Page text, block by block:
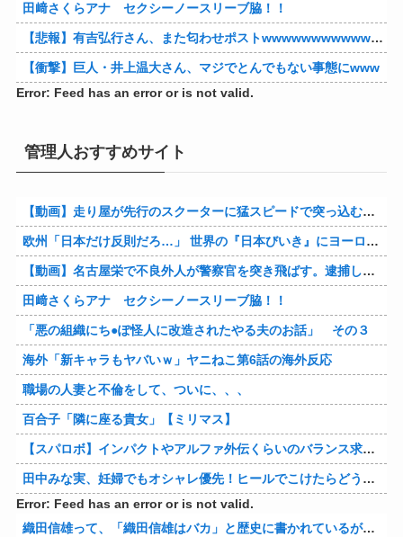
田﨑さくらアナ セクシーノースリーブ脇！！
【悲報】有吉弘行さん、また匂わせポストwwwwwwwwwwwwwwww
【衝撃】巨人・井上温大さん、マジでとんでもない事態にwww
Error: Feed has an error or is not valid.
管理人おすすめサイト
【動画】走り屋が先行のスクーターに猛スピードで突っ込む事故。
欧州「日本だけ反則だろ…」 世界の『日本びいき』にヨーロッパ全土から不満の声
【動画】名古屋栄で不良外人が警察官を突き飛ばす。逮捕しろやｗｗｗ
田﨑さくらアナ セクシーノースリーブ脇！！
「悪の組織にち●ぽ怪人に改造されたやる夫のお話」 その３
海外「新キャラもヤバいｗ」ヤニねこ第6話の海外反応
職場の人妻と不倫をして、ついに、、、
百合子「隣に座る貴女」【ミリマス】
【スパロボ】インパクトやアルファ外伝くらいのバランス求む！！ → インパクトも最終的にはコアブースターで雑魚は一撃で倒せてたけどね
田中みな実、妊婦でもオシャレ優先！ヒールでこけたらどうすんのｗ
Error: Feed has an error or is not valid.
織田信雄って、「織田信雄はバカ」と歴史に書かれているが今まで家が残っているんでバカではないよな？